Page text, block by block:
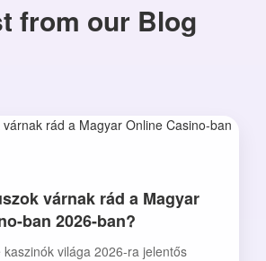
from our Blog
várnak rád a Magyar
ban 2026-ban?
világa 2026-ra jelentős